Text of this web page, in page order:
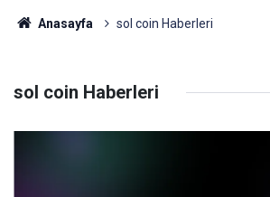
Anasayfa sol coin Haberleri
sol coin Haberleri